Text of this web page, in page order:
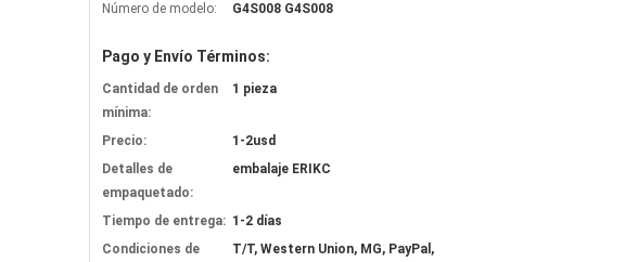
Número de modelo:
G4S008 G4S008
Pago y Envío Términos:
Cantidad de orden
mínima:
1 pieza
Precio:
1-2usd
Detalles de
empaquetado:
embalaje ERIKC
Tiempo de entrega: 1-2 días
Condiciones de
T/T, Western Union, MG, PayPal,